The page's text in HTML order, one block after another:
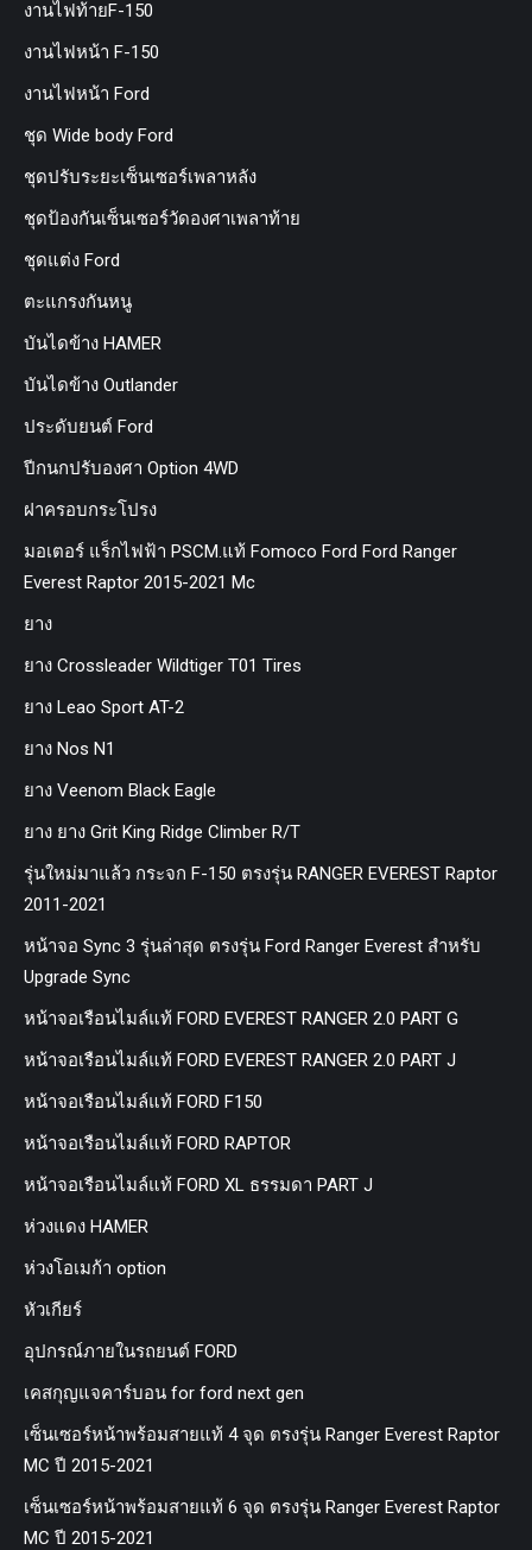
งานไฟท้ายF-150
งานไฟหน้า F-150
งานไฟหน้า Ford
ชุด Wide body Ford
ชุดปรับระยะเซ็นเซอร์เพลาหลัง
ชุดป้องกันเซ็นเซอร์วัดองศาเพลาท้าย
ชุดแต่ง Ford
ตะแกรงกันหนู
บันไดข้าง HAMER
บันไดข้าง Outlander
ประดับยนต์ Ford
ปีกนกปรับองศา Option 4WD
ฝาครอบกระโปรง
มอเตอร์ แร็กไฟฟ้า PSCM.แท้ Fomoco Ford Ford Ranger
Everest Raptor 2015-2021 Mc
ยาง
ยาง Crossleader Wildtiger T01 Tires
ยาง Leao Sport AT-2
ยาง Nos N1
ยาง Veenom Black Eagle
ยาง ยาง Grit King Ridge Climber R/T
รุ่นใหม่มาแล้ว กระจก F-150 ตรงรุ่น RANGER EVEREST Raptor
2011-2021
หน้าจอ Sync 3 รุ่นล่าสุด ตรงรุ่น Ford Ranger Everest สำหรับ
Upgrade Sync
หน้าจอเรือนไมล์แท้ FORD EVEREST RANGER 2.0 PART G
หน้าจอเรือนไมล์แท้ FORD EVEREST RANGER 2.0 PART J
หน้าจอเรือนไมล์แท้ FORD F150
หน้าจอเรือนไมล์แท้ FORD RAPTOR
หน้าจอเรือนไมล์แท้ FORD XL ธรรมดา PART J
ห่วงแดง HAMER
ห่วงโอเมก้า option
หัวเกียร์
อุปกรณ์ภายในรถยนต์ FORD
เคสกุญแจคาร์บอน for ford next gen
เซ็นเซอร์หน้าพร้อมสายแท้ 4 จุด ตรงรุ่น Ranger Everest Raptor
MC ปี 2015-2021
เซ็นเซอร์หน้าพร้อมสายแท้ 6 จุด ตรงรุ่น Ranger Everest Raptor
MC ปี 2015-2021